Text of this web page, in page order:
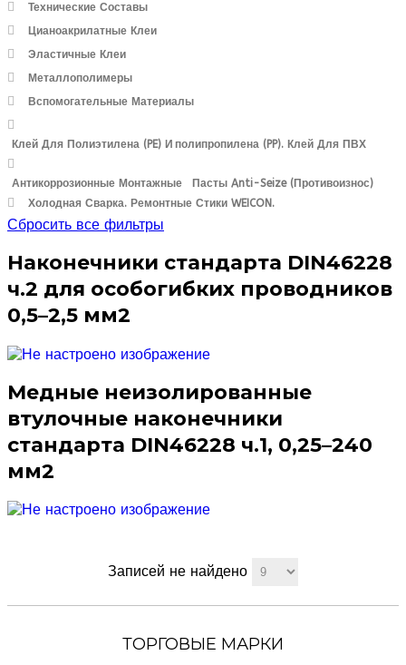
Технические Составы
Цианоакрилатные Клеи
Эластичные Клеи
Металлополимеры
Вспомогательные Материалы
Клей Для Полиэтилена (PE) И Полипропилена (PP). Клей Для ПВХ
Антикоррозионные Монтажные Пасты Anti-Seize (противоизнос)
Холодная Сварка. Ремонтные Стики WEICON.
Сбросить все фильтры
Наконечники стандарта DIN46228
ч.2 для особогибких проводников
0,5–2,5 мм2
Медные неизолированные
втулочные наконечники
стандарта DIN46228 ч.1, 0,25–240
мм2
Записей не найдено
ТОРГОВЫЕ МАРКИ